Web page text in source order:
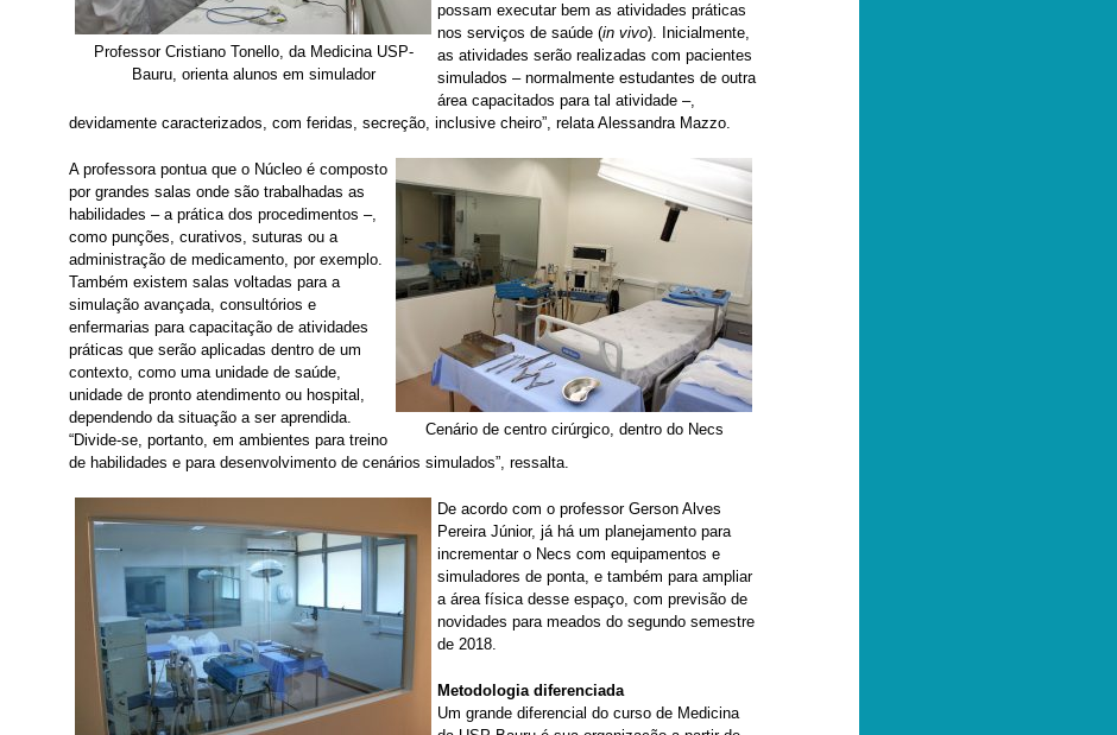
Professor Cristiano Tonello, da Medicina USP-
Bauru, orienta alunos em simulador
possam executar bem as atividades práticas
nos serviços de saúde (in vivo). Inicialmente,
as atividades serão realizadas com pacientes
simulados – normalmente estudantes de outra
área capacitados para tal atividade –,
devidamente caracterizados, com feridas, secreção, inclusive cheiro”, relata Alessandra Mazzo.
Cenário de centro cirúrgico, dentro do Necs
A professora pontua que o Núcleo é composto
por grandes salas onde são trabalhadas as
habilidades – a prática dos procedimentos –,
como punções, curativos, suturas ou a
administração de medicamento, por exemplo.
Também existem salas voltadas para a
simulação avançada, consultórios e
enfermarias para capacitação de atividades
práticas que serão aplicadas dentro de um
contexto, como uma unidade de saúde,
unidade de pronto atendimento ou hospital,
dependendo da situação a ser aprendida.
“Divide-se, portanto, em ambientes para treino
de habilidades e para desenvolvimento de cenários simulados”, ressalta.
De acordo com o professor Gerson Alves
Pereira Júnior, já há um planejamento para
incrementar o Necs com equipamentos e
simuladores de ponta, e também para ampliar
a área física desse espaço, com previsão de
novidades para meados do segundo semestre
de 2018.
Metodologia diferenciada
Um grande diferencial do curso de Medicina